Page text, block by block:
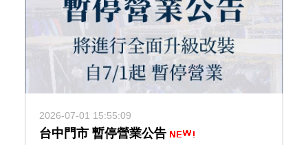
2026-07-01 15:55:09
台中門市 暫停營業公告